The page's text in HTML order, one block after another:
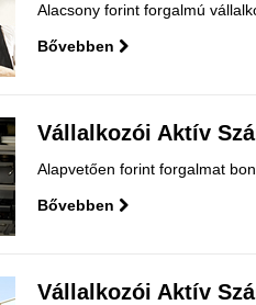
Alacsony forint forgalmú
Bővebben
Vállalkozói Aktív
Alapvetően forint forgalmat
Bővebben
Vállalkozói Aktív